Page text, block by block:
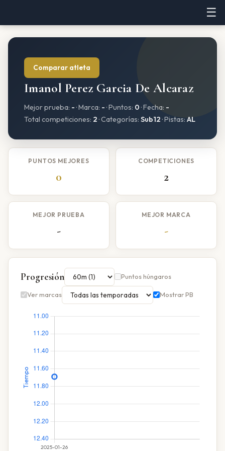
☰
Comparar atleta
Imanol Perez Garcia De Alcaraz
Mejor prueba: - · Marca: - · Puntos: 0 · Fecha: -
Total competiciones: 2 · Categorías: Sub12 · Pistas: AL
PUNTOS MEJORES
0
COMPETICIONES
2
MEJOR PRUEBA
-
MEJOR MARCA
-
Progresión Puntos húngaros
Ver marcas Mostrar PB